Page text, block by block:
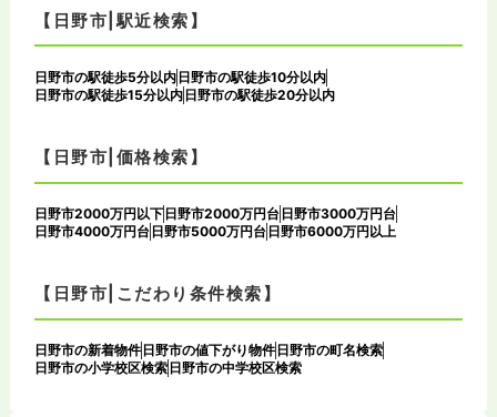
【日野市|駅近検索】
日野市の駅徒歩5分以内日野市の駅徒歩10分以内
日野市の駅徒歩15分以内日野市の駅徒歩20分以内
【日野市|価格検索】
日野市2000万円以下 日野市2000万円台 日野市3000万円台
日野市4000万円台 日野市5000万円台 日野市6000万円以上
【日野市|こだわり条件検索】
日野市の新着物件 日野市の値下がり物件 日野市の町名検索
日野市の小学校区検索 日野市の中学校区検索